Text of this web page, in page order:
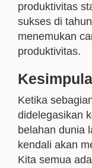
produktivitas
sukses di
menemukan
produktivitas.
Ketika
didelegasikan
belahan dunia
kendali akan
Kita semua